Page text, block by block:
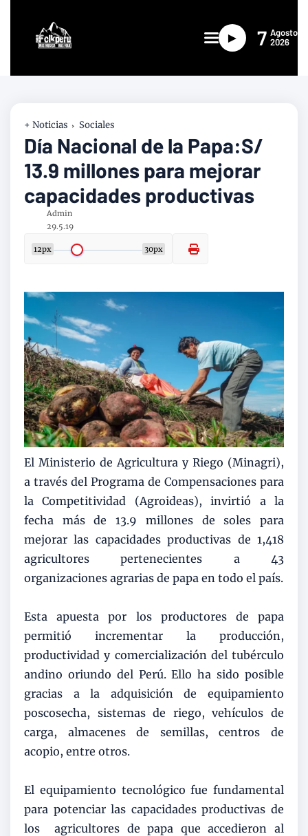
► 7 Agosto
2026
+ Noticias Sociales
Día Nacional de la Papa:S/
13.9 millones para mejorar
capacidades productivas
Admin
29.5.19
12px 30px
El Ministerio de Agricultura y Riego (Minagri),
a través del Programa de Compensaciones para
la Competitividad (Agroideas), invirtió a la
fecha más de 13.9 millones de soles para
mejorar las capacidades productivas de 1,418
agricultores pertenecientes a 43
organizaciones agrarias de papa en todo el país.
Esta apuesta por los productores de papa
permitió incrementar la producción,
productividad y comercialización del tubérculo
andino oriundo del Perú. Ello ha sido posible
gracias a la adquisición de equipamiento
poscosecha, sistemas de riego, vehículos de
carga, almacenes de semillas, centros de
acopio, entre otros.
El equipamiento tecnológico fue fundamental
para potenciar las capacidades productivas de
los agricultores de papa que accedieron al